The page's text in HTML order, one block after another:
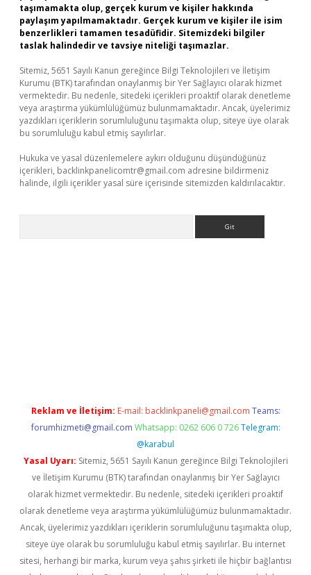
taşımamakta olup, gerçek kurum ve kişiler hakkında
paylaşım yapılmamaktadır. Gerçek kurum ve kişiler ile isim
benzerlikleri tamamen tesadüfidir. Sitemizdeki bilgiler
taslak halindedir ve tavsiye niteliği taşımazlar.
Sitemiz, 5651 Sayılı Kanun gereğince Bilgi Teknolojileri ve İletişim
Kurumu (BTK) tarafından onaylanmış bir Yer Sağlayıcı olarak hizmet
vermektedir. Bu nedenle, sitedeki içerikleri proaktif olarak denetleme
veya araştırma yükümlülüğümüz bulunmamaktadır. Ancak, üyelerimiz
yazdıkları içeriklerin sorumluluğunu taşımakta olup, siteye üye olarak
bu sorumluluğu kabul etmiş sayılırlar.
Hukuka ve yasal düzenlemelere aykırı olduğunu düşündüğünüz
içerikleri, backlinkpanelicomtr@gmail.com adresine bildirmeniz
halinde, ilgili içerikler yasal süre içerisinde sitemizden kaldırılacaktır.
Reklam ve İletişim: E-mail: backlinkpaneli@gmail.com Teams:
forumhizmeti@gmail.com Whatsapp: 0262 606 0 726 Telegram:
@karabul
Yasal Uyarı: Sitemiz, 5651 Sayılı Kanun gereğince Bilgi Teknolojileri
ve İletişim Kurumu (BTK) tarafından onaylanmış bir Yer Sağlayıcı
olarak hizmet vermektedir. Bu nedenle, sitedeki içerikleri proaktif
olarak denetleme veya araştırma yükümlülüğümüz bulunmamaktadır.
Ancak, üyelerimiz yazdıkları içeriklerin sorumluluğunu taşımakta olup,
siteye üye olarak bu sorumluluğu kabul etmiş sayılırlar. Bu internet
sitesi, herhangi bir marka, kurum veya şahıs şirketi ile hiçbir bağlantısı